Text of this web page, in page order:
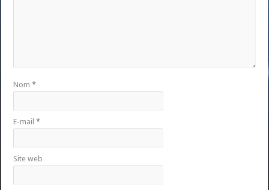
Nom*
E-mail*
Site web